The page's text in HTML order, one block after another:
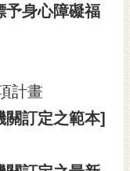
予身心障礙福
計畫
關訂定之範本]